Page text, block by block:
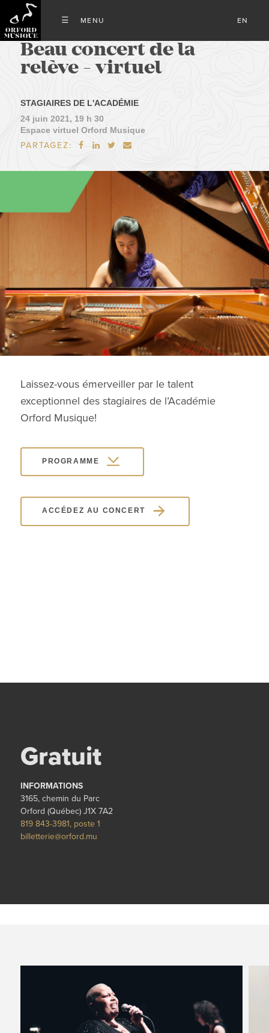
EN
Beau concert de la
relève - virtuel
STAGIAIRES DE L'ACADÉMIE
24 juin 2021, 19 h 30
Espace virtuel Orford Musique
PARTAGEZ:    
Laissez-vous émerveiller par le talent
exceptionnel des stagiaires de l’Académie
Orford Musique!
PROGRAMME
ACCÉDEZ AU CONCERT
Gratuit
INFORMATIONS
3165, chemin du Parc
Orford (Québec) J1X 7A2
819 843-3981, poste 1
billetterie@orford.mu